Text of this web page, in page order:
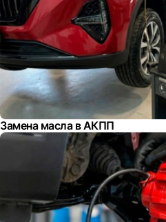
Замена масла в АКПП